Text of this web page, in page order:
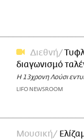
Διεθνή
διαγωνισμό
Η 13χρονη Λούσι
LIFO NEWSROOM
Μουσική